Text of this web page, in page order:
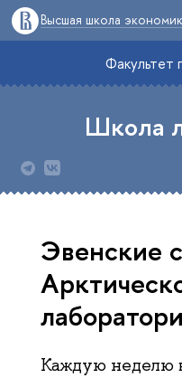
Высшая школа
Факультет
Школа
Эвенские
Каждую неделю